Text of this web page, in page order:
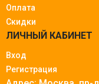
Оплата
Скидки
ЛИЧНЫЙ КАБИНЕТ
Вход
Регистрация